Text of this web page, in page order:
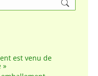
est venu de
»